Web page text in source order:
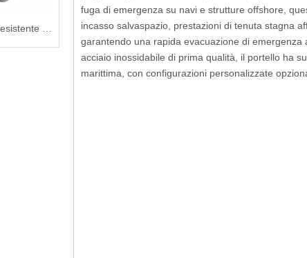
Porta in acciaio resistente al vento e alle intemperie per piattaforme offshore
fuga di emergenza su navi e strutture offshore,
incasso salvaspazio, prestazioni di tenuta stagna
garantendo una rapida evacuazione di
acciaio inossidabile di prima qualità, il portello ha
marittima, con configurazioni personalizzate